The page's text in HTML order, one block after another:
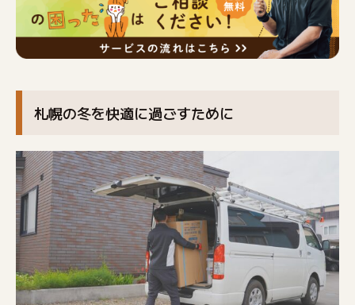
札幌の冬を快適に過ごすために